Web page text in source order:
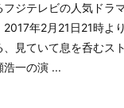
ジテレビの人気ドラ
2017年2月21日21時よ
見ていて息を呑むス
浩一の演 ...